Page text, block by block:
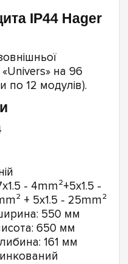
IP44 Hager
«Univers» на 96
по 12 модулів).
- 4mm²+5x1.5 -
+ 5x1.5 - 25mm²
550 мм
650 мм
161 мм